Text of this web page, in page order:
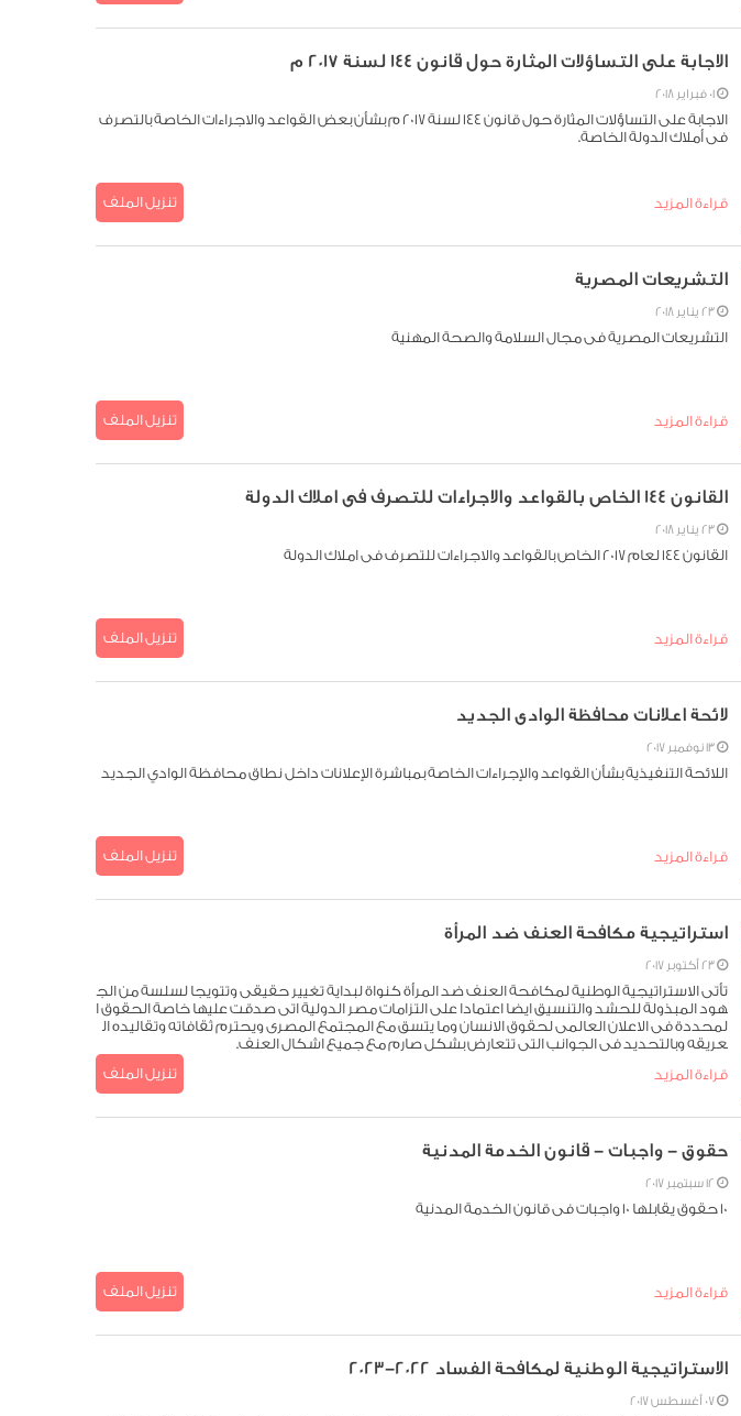
الاجابة على التساؤلات المثارة حول قانون 144 لسنة 2017 م
الاجابة على التساؤلات المثارة حول قانون 144 لسنة 2017 م بشأن بعض القواعد والاجراءات الخاصة بالتصرف
فى أملاك الدولة الخاصة.
قراءة المزيد تنزيل الملف
التشريعات المصرية
التشريعات المصرية فى مجال السلامة والصحة المهنية
قراءة المزيد تنزيل الملف
القانون 144 الخاص بالقواعد والاجراءات للتصرف فى املاك الدولة
القانون 144 لعام 2017 الخاص بالقواعد والاجراءات للتصرف فى املاك الدولة
قراءة المزيد تنزيل الملف
لائحة اعلانات محافظة الوادى الجديد
اللائحة التنفيذية بشأن القواعد والإجراءات الخاصة بمباشرة الإعلانات داخل نطاق محافظة الوادي الجديد
قراءة المزيد تنزيل الملف
استراتيجية مكافحة العنف ضد المرأة
تأتى الاستراتيجية الوطنية لمكافحة العنف ضد المرأة كنواة لبداية تغيير حقيقى وتتويجا لسلسة من الج
هود المبذولة للحشد والتنسيق ايضا اعتمادا على التزامات مصر الدولية اتى صدقت عليها خاصة الحقوق ا
لمحددة فى الاعلان العالمى لحقوق الانسان وما يتسق مع المجتمع المصرى ويحترم ثقافاته وتقاليده ال
عريقه وبالتحديد فى الجوانب التى تتعارض بشكل صارم مع جميع اشكال العنف.
قراءة المزيد
تنزيل الملف
حقوق - واجبات - قانون الخدمة المدنية
10 حقوق يقابلها 10 واجبات فى قانون الخدمة المدنية
قراءة المزيد تنزيل الملف
الاستراتيجية الوطنية لمكافحة الفساد 2022-2023